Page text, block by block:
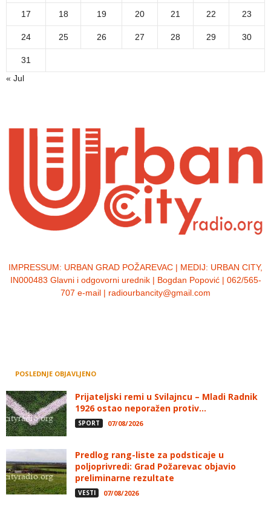
17 18 19 20 21 22 23
24 25 26 27 28 29 30
31
« Jul
IMPRESSUM: URBAN GRAD POŽAREVAC | MEDIJ: URBAN CITY,
IN000483 Glavni i odgovorni urednik | Bogdan Popović | 062/565-
707 e-mail | radiourbancity@gmail.com
POSLEDNJE OBJAVLJENO
Prijateljski remi u Svilajncu – Mladi Radnik
1926 ostao neporažen protiv...
SPORT 07/08/2026
Predlog rang-liste za podsticaje u
poljoprivredi: Grad Požarevac objavio
preliminarne rezultate
VESTI 07/08/2026